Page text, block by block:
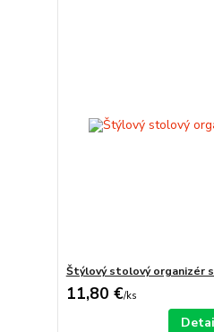
Štýlový stolový organizér
11,80 €/ks